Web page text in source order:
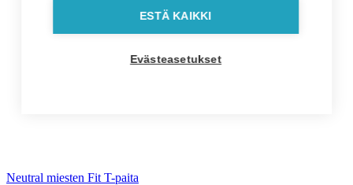
Neutral miesten Fit T-paita
ESTÄ KAIKKI
Evästeasetukset